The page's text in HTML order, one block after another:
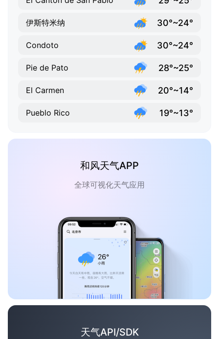
伊斯特米纳 30°~24°
Condoto 30°~24°
Pie de Pato 28°~25°
El Carmen 20°~14°
Pueblo Rico 19°~13°
和风天气APP
全球可视化天气应用
天气API/SDK